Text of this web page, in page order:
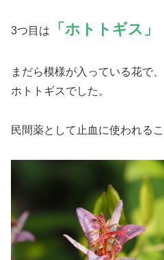
3つ目は 「ホトトギス」
まだら模様が入っている花で
ホトトギスでした。
民間薬として止血に使われる